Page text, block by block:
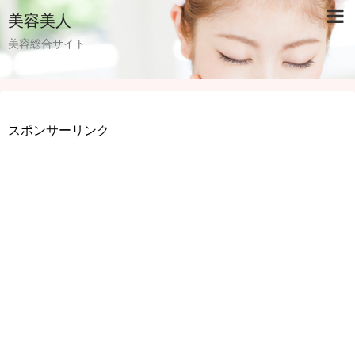
美容美人
美容総合サイト
スポンサーリンク